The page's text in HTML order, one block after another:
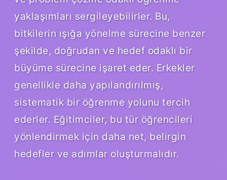
yaklaşımları sergileyebilirler. Bu,
bitkilerin ışığa yönelme sürecine benzer
şekilde, doğrudan ve hedef odaklı bir
büyüme sürecine işaret eder. Erkekler
genellikle daha yapılandırılmış,
sistematik bir öğrenme yolunu tercih
ederler. Eğitimciler, bu tür öğrencileri
yönlendirmek için daha net, belirgin
hedefler ve adımlar oluşturmalıdır.